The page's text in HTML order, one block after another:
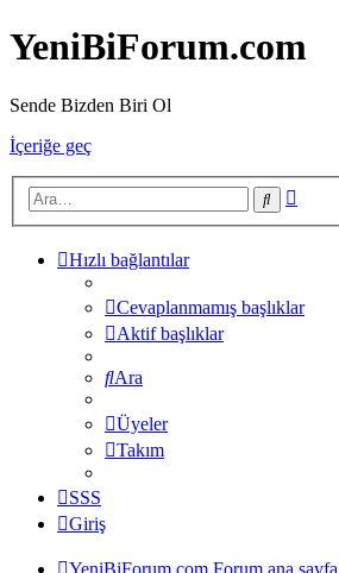
YeniBiForum.com
Sende Bizden Biri Ol
İçeriğe geç
Ara
Hızlı bağlantılar
Cevaplanmamış başlıklar
Aktif başlıklar
Ara
Üyeler
Takım
SSS
Giriş